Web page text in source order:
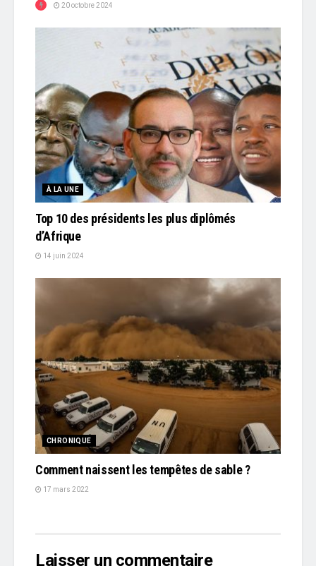
20 octobre 2024
À LA UNE
Top 10 des présidents les plus diplômés
d’Afrique
14 juin 2024
CHRONIQUE
Comment naissent les tempêtes de sable ?
17 mars 2022
Laisser un commentaire